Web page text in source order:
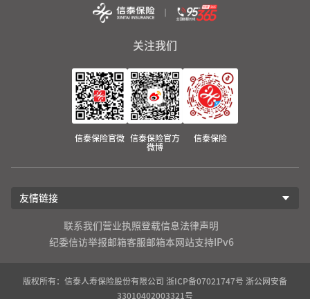
关注我们
信泰保险官微
信泰保险官方
微博
信泰保险
友情链接
联系我们 营业执照登载信息 法律声明
纪委信访举报邮箱客服邮箱本网站支持IPv6
版权所有：信泰人寿保险股份有限公司 浙ICP备07021747号 浙公网安备
33010402003321号